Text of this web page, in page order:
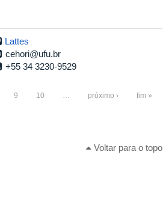
Lattes
cehori@ufu.br
+55 34 3230-9529
9 10 … próximo › fim »
Voltar para o topo